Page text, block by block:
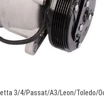
3/4/Passat/A3/Leon/Toledo/